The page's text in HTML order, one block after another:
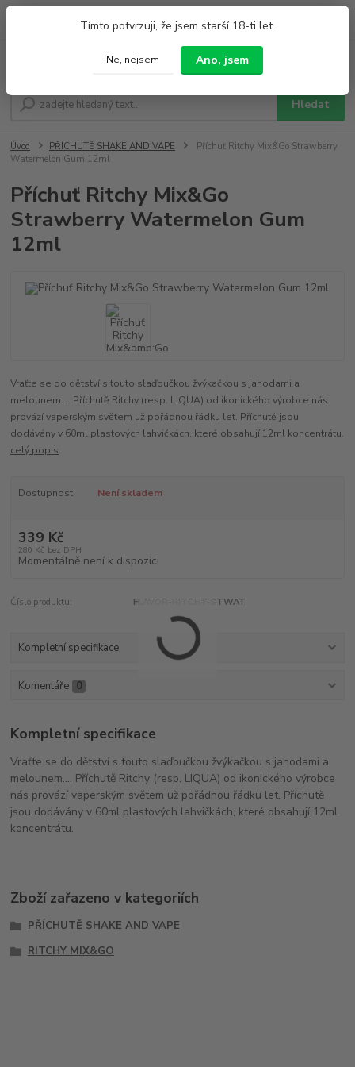
Tímto potvrzuji, že jsem starší 18-ti let.
Ne, nejsem Ano, jsem
Hledat
Po - Pá 9:00 - 19:00 So 9:00 - 14:00
Úvod PŘÍCHUTĚ SHAKE AND VAPE
Příchuť Ritchy Mix&Go Strawberry
Watermelon Gum 12ml
Příchuť Ritchy Mix&Go
Strawberry Watermelon Gum
12ml
Vraťte se do dětství s touto slaďoučkou žvýkačkou s jahodami a
melounem.... Příchutě Ritchy (resp. LIQUA) od ikonického výrobce nás
provází vaperským světem už pořádnou řádku let. Příchutě jsou
dodávány v 60ml plastových lahvičkách, které obsahují 12ml koncentrátu.
celý popis
Dostupnost Není skladem
339 Kč
280 Kč bez DPH
Momentálně není k dispozici
Číslo produktu: FLAVOR-RITCHY-STWAT
Kompletní specifikace
Komentáře 0
Kompletní specifikace
Vraťte se do dětství s touto slaďoučkou žvýkačkou s jahodami a
melounem.... Příchutě Ritchy (resp. LIQUA) od ikonického výrobce
nás provází vaperským světem už pořádnou řádku let. Příchutě
jsou dodávány v 60ml plastových lahvičkách, které obsahují 12ml
koncentrátu.
Zboží zařazeno v kategoriích
PŘÍCHUTĚ SHAKE AND VAPE
RITCHY MIX&GO